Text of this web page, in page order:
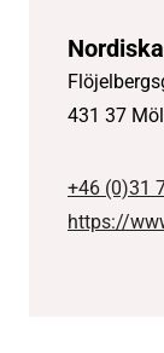
431 37
+46 (0)31
https://